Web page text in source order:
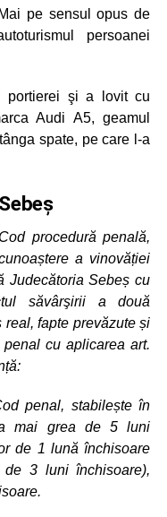
pe sensul opus de
persoanei
portierei şi a lovit cu
Audi A5, geamul
spate, pe care l-a
procedură penală,
a vinovăției
Judecătoria Sebeș cu
săvârşirii a două
fapte prevăzute și
cu aplicarea art.
penal, stabilește în
mai grea de 5 luni
de 1 lună închisoare
de 3 luni închisoare),